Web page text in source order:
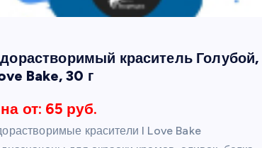
краситель Голубой,
Bake, 30 г
от: 65 руб.
красители I Love Bake